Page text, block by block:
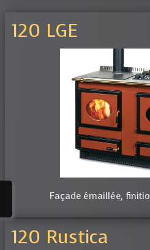
120 LGE
Façade émaillée,
120 Rustica